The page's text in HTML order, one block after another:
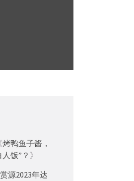
烤鸭鱼子酱，
饭”？ 》
赏源2023年达